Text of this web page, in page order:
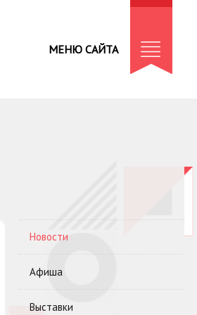
МЕНЮ САЙТА
Новости
Афиша
Выставки